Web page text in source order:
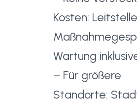
Kosten:
Wartung
– Für größere
Standorte: